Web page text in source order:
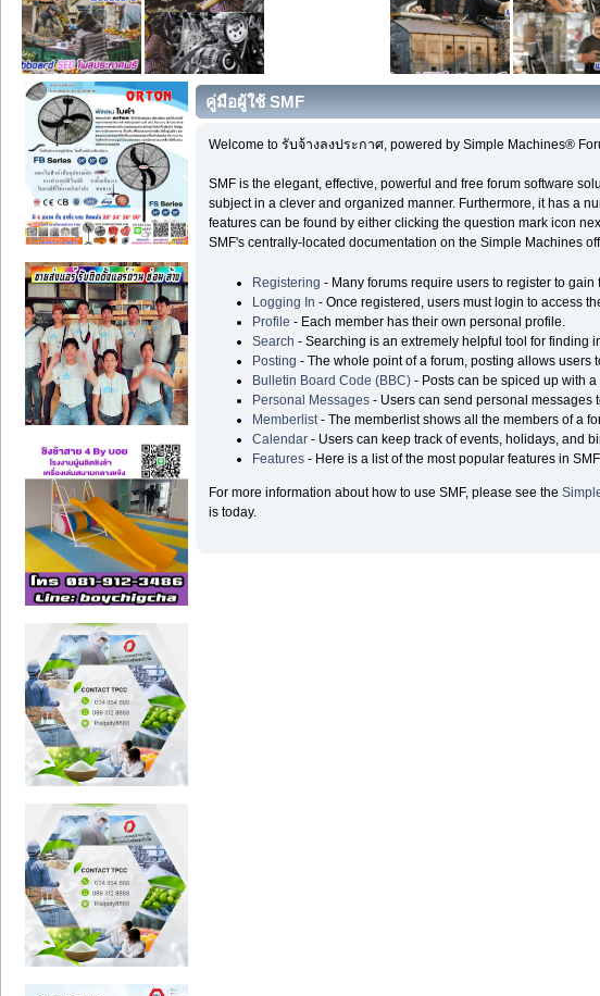
คู่มือผู้ใช้ SMF
Welcome to รับจ้างลงประกาศ, powered by Simple Machines®
SMF is the elegant, effective, powerful and free forum software
subject in a clever and organized manner. Furthermore, it has a
features can be found by either clicking the question mark icon
SMF's centrally-located documentation on the Simple Machines
Registering - Many forums require users to register to gain
Logging In - Once registered, users must login to access
Profile - Each member has their own personal profile.
Search - Searching is an extremely helpful tool for finding
Posting - The whole point of a forum, posting allows users
Bulletin Board Code (BBC) - Posts can be spiced up with a
Personal Messages - Users can send personal messages
Memberlist- The memberlist shows all the members of a
Calendar - Users can keep track of events, holidays, and
Features - Here is a list of the most popular features in
For more information about how to use SMF, please see the
is today.